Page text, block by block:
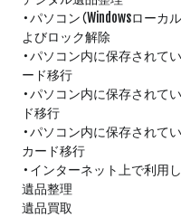
・パソコン（Windowsロー
よびロック解除
・パソコン内に保存されて
ード移行
・パソコン内に保存されて
ド移行
・パソコン内に保存されて
カード移行
・インターネット上で利用
遺品整理
遺品買取